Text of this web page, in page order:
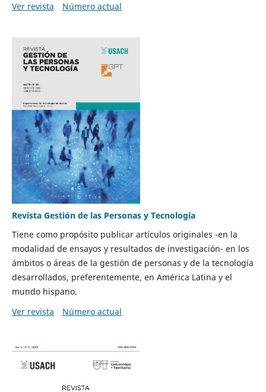
Ver revista
Número actual
Revista Gestión de las Personas y Tecnología
Tiene como propósito publicar artículos originales -en la
modalidad de ensayos y resultados de investigación- en los
ámbitos o áreas de la gestión de personas y de la tecnología
desarrollados, preferentemente, en América Latina y el
mundo hispano.
Ver revista
Número actual